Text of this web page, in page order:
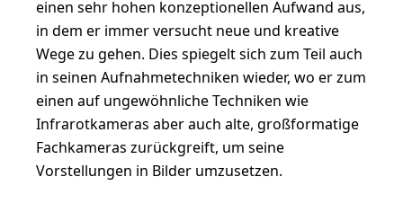
einen sehr hohen konzeptionellen Aufwand aus,
in dem er immer versucht neue und kreative
Wege zu gehen. Dies spiegelt sich zum Teil auch
in seinen Aufnahmetechniken wieder, wo er zum
einen auf ungewöhnliche Techniken wie
Infrarotkameras aber auch alte, großformatige
Fachkameras zurückgreift, um seine
Vorstellungen in Bilder umzusetzen.